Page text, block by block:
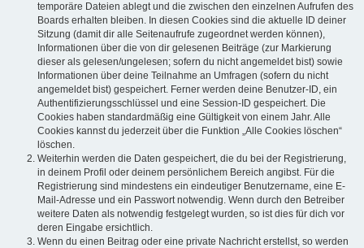
temporäre Dateien ablegt und die zwischen den einzelnen Aufrufen des
Boards erhalten bleiben. In diesen Cookies sind die aktuelle ID deiner
Sitzung (damit dir alle Seitenaufrufe zugeordnet werden können),
Informationen über die von dir gelesenen Beiträge (zur Markierung
dieser als gelesen/ungelesen; sofern du nicht angemeldet bist) sowie
Informationen über deine Teilnahme an Umfragen (sofern du nicht
angemeldet bist) gespeichert. Ferner werden deine Benutzer-ID, ein
Authentifizierungsschlüssel und eine Session-ID gespeichert. Die
Cookies haben standardmäßig eine Gültigkeit von einem Jahr. Alle
Cookies kannst du jederzeit über die Funktion „Alle Cookies löschen“
löschen.
Weiterhin werden die Daten gespeichert, die du bei der Registrierung,
in deinem Profil oder deinem persönlichem Bereich angibst. Für die
Registrierung sind mindestens ein eindeutiger Benutzername, eine E-
Mail-Adresse und ein Passwort notwendig. Wenn durch den Betreiber
weitere Daten als notwendig festgelegt wurden, so ist dies für dich vor
deren Eingabe ersichtlich.
Wenn du einen Beitrag oder eine private Nachricht erstellst, so werden